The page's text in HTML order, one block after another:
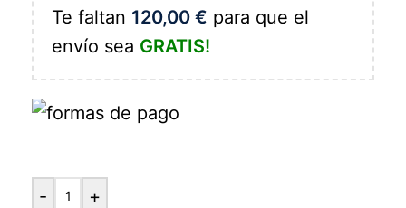
Te faltan 120,00 € para que el
envío sea GRATIS!
- +